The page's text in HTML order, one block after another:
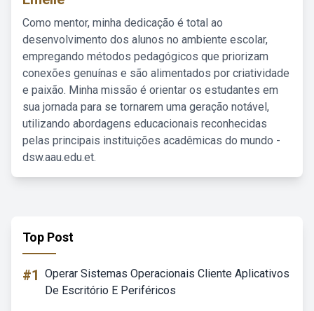
Como mentor, minha dedicação é total ao
desenvolvimento dos alunos no ambiente escolar,
empregando métodos pedagógicos que priorizam
conexões genuínas e são alimentados por criatividade
e paixão. Minha missão é orientar os estudantes em
sua jornada para se tornarem uma geração notável,
utilizando abordagens educacionais reconhecidas
pelas principais instituições acadêmicas do mundo -
dsw.aau.edu.et.
Top Post
#1 Operar Sistemas Operacionais Cliente Aplicativos
De Escritório E Periféricos